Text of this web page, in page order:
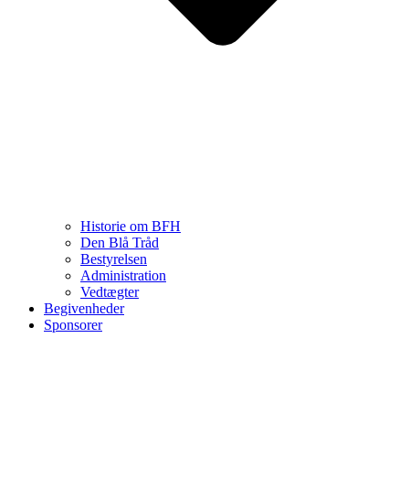
Historie om BFH
Den Blå Tråd
Bestyrelsen
Administration
Vedtægter
Begivenheder
Sponsorer